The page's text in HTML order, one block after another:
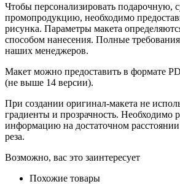
Чтобы персонализировать подарочную,
промопродукцию, необходимо
рисунка. Параметры макета
способом нанесения. Полные
наших менеджеров.
Макет можно предоставить в формате
(не выше 14 версии).
При создании оригинал-макета не
градиенты и прозрачность. Необходимо
информацию на достаточном
реза.
Возможно, вас это заинтересует
Похожие товары